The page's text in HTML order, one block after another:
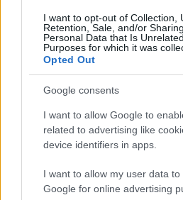
I want to opt-out of Collection,
Retention, Sale, and/or
Personal Data that Is
Purposes for which it was
Opted Out
Google consents
I want to allow Google to
related to advertising like
device identifiers in apps.
I want to allow my user data
Google for online advertising
226-5317www.kuszanet.hu
Ajánlott bejegyzések:
Augusztusban jön
hete